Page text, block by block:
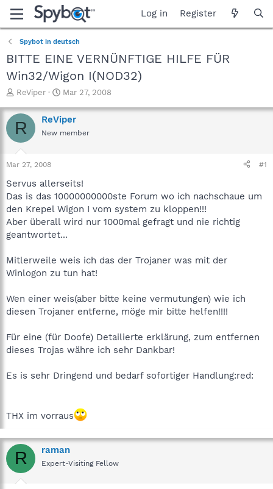
Log in Register
Spybot in deutsch
BITTE EINE VERNÜNFTIGE HILFE FÜR
Win32/Wigon I(NOD32)
T
r
e
a
t
a
t
e
r
ReViper
S
a
r
t
e
Mar 27, 2008
R ReViper
New member
Mar 27, 2008 #1
Servus allerseits!
Das is das 10000000000ste Forum wo ich nachschaue um
den Krepel Wigon I vom system zu kloppen!!!
Aber überall wird nur 1000mal gefragt und nie richtig
geantwortet...
Mitlerweile weis ich das der Trojaner was mit der
Winlogon zu tun hat!
Wen einer weis(aber bitte keine vermutungen) wie ich
diesen Trojaner entferne, möge mir bitte helfen!!!!
Für eine (für Doofe) Detailierte erklärung, zum entfernen
dieses Trojas währe ich sehr Dankbar!
Es is sehr Dringend und bedarf sofortiger Handlung:red:
THX im vorraus
R raman
Expert-Visiting Fellow